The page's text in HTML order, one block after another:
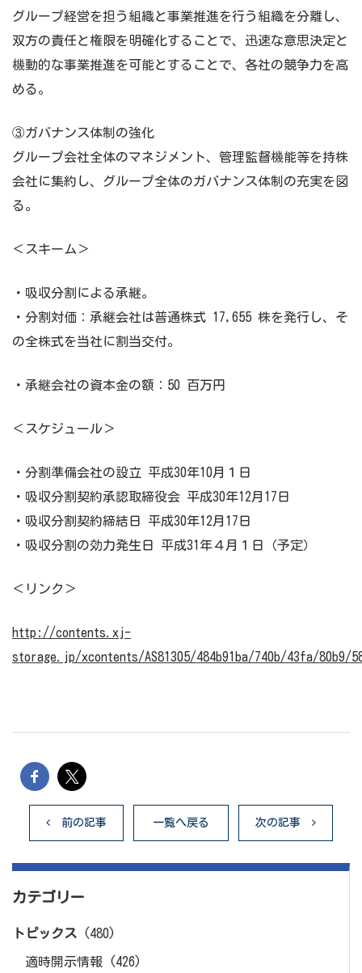
グループ経営を担う組織と事業推進を行う組織を分離し、
双方の責任と権限を明確化することで、迅速な意思決定と
機動的な事業推進を可能とすることで、各社の競争力を高
める。
③ガバナンス体制の強化
グループ会社全体のマネジメント、管理監督機能等を持株
会社に集約し、グループ全体のガバナンス体制の充実を図
る。
＜スキーム＞
・吸収分割による承継。
・分割対価：承継会社は普通株式 17,655 株を発行し、そ
の全株式を当社に割当交付。
・承継会社の資本金の額：50 百万円
＜スケジュール＞
・分割準備会社の設立 平成30年10月１日
・吸収分割契約承認取締役会 平成30年12月17日
・吸収分割契約締結日 平成30年12月17日
・吸収分割の効力発生日 平成31年４月１日（予定）
＜リンク＞
http://contents.xj-
storage.jp/xcontents/AS81305/484b91ba/740b/43fa/80b9/
前の記事 一覧へ戻る 次の記事
カテゴリー
トピックス (480)
適時開示情報 (426)